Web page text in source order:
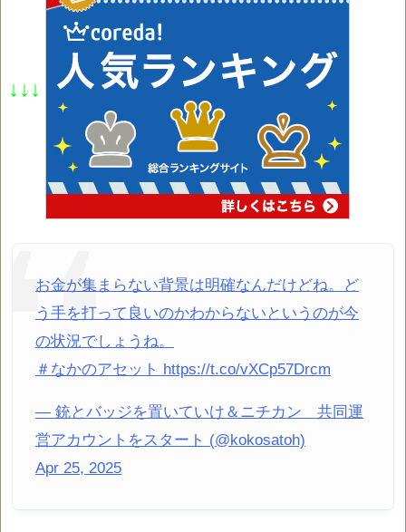
↓↓↓
お金が集まらない背景は明確なんだけどね。ど
う手を打って良いのかわからないというのが今
の状況でしょうね。
＃なかのアセット https://t.co/vXCp57Drcm
— 銃とバッジを置いていけ＆ニチカン 共同運
営アカウントをスタート (@kokosatoh)
Apr 25, 2025